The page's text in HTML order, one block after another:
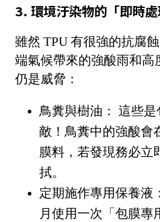
3. 環境汙染物的「即時處
雖然 TPU 有很強的抗腐
端氣候帶來的強酸雨和高
仍是威脅：
鳥糞與樹油： 這些是
敵！鳥糞中的強酸會
膜料，若發現務必立
拭。
定期施作專用保養液：
月使用一次「包膜專